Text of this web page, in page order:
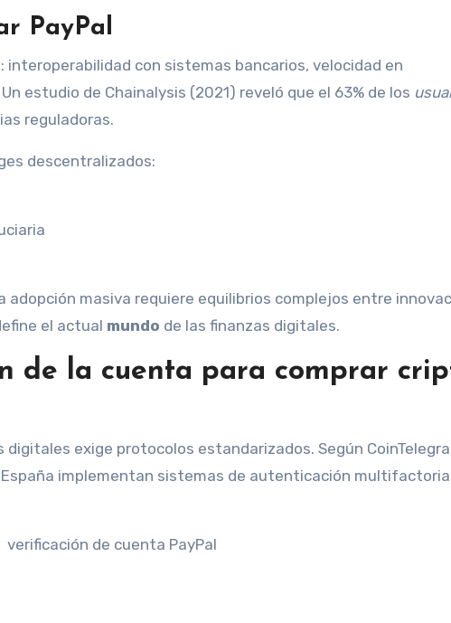
PayPal
con sistemas bancarios, velocidad en
estudio de Chainalysis (2021) reveló que el 63% de los
reguladoras.
descentralizados:
masiva requiere equilibrios complejos entre
el actual mundo de las finanzas digitales.
de la cuenta para comprar
exige protocolos estandarizados. Según
implementan sistemas de autenticación